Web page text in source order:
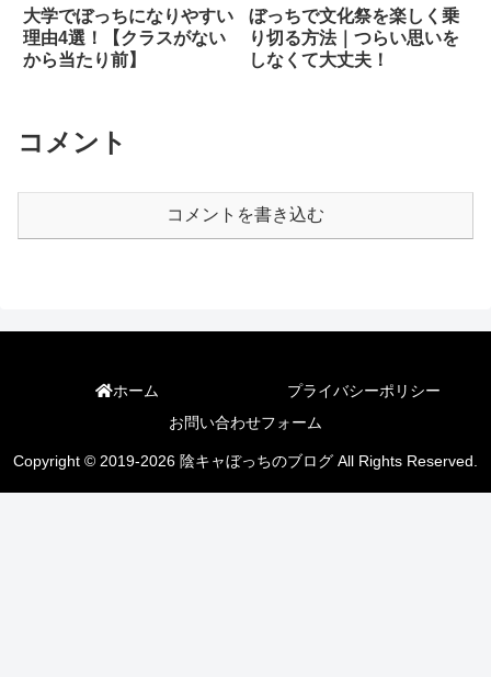
大学でぼっちになりやすい
理由4選！【クラスがない
から当たり前】
ぼっちで文化祭を楽しく乗
り切る方法｜つらい思いを
しなくて大丈夫！
コメント
コメントを書き込む
ホーム
プライバシーポリシー
お問い合わせフォーム
Copyright © 2019-2026 陰キャぼっちのブログ All Rights Reserved.